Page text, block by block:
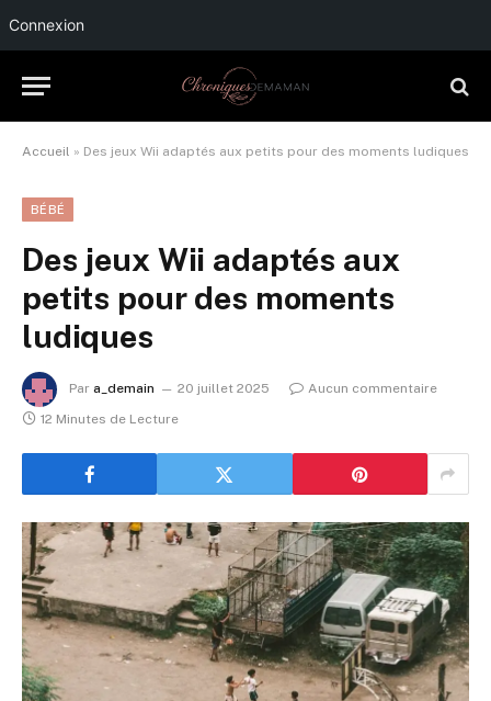
Connexion
Accueil » Des jeux Wii adaptés aux petits pour des moments ludiques
BÉBÉ
Des jeux Wii adaptés aux
petits pour des moments
ludiques
Par a_demain 20 juillet 2025
Aucun commentaire
12 Minutes de Lecture